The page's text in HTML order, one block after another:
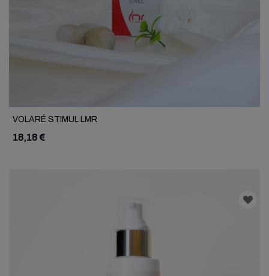
VOLARÉ STIMUL LMR
18,18 €